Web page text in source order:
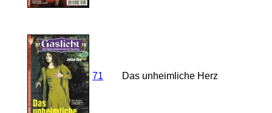
71 Das unheimliche Herz